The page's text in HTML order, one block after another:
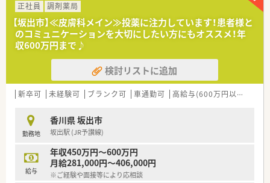
正社員
調剤薬局
【坂出市】≪皮膚科メイン≫投薬に注力しています！患者様と
のコミュニケーションを大切にしたい方にもオススメ！年
収600万円まで♪
検討リストに追加
新卒可 未経験可 ブランク可 車通勤可 高給与(600万円以上)
勤務地
香川県 坂出市
坂出駅 (JR予讃線)
給与
年収450万円～600万円
月給281,000円～406,000円
※ご経験や面接等により応相談